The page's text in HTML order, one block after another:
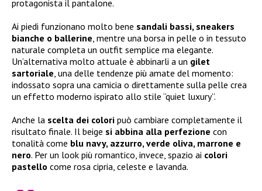
protagonista il pantalone.
Ai piedi funzionano molto bene sandali bassi, sneakers
bianche o ballerine, mentre una borsa in pelle o in tessuto
naturale completa un outfit semplice ma elegante.
Un’alternativa molto attuale è abbinarli a un gilet
sartoriale, una delle tendenze più amate del momento:
indossato sopra una camicia o direttamente sulla pelle crea
un effetto moderno ispirato allo stile “quiet luxury”.
Anche la scelta dei colori può cambiare completamente il
risultato finale. Il beige si abbina alla perfezione con
tonalità come blu navy, azzurro, verde oliva, marrone e
nero. Per un look più romantico, invece, spazio ai colori
pastello come rosa cipria, celeste e lavanda.